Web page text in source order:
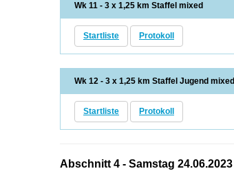
Wk 11 - 3 x 1,25 km Staffel mixed
Startliste Protokoll
Wk 12 - 3 x 1,25 km Staffel Jugend mixed
Startliste Protokoll
Abschnitt 4 - Samstag 24.06.2023